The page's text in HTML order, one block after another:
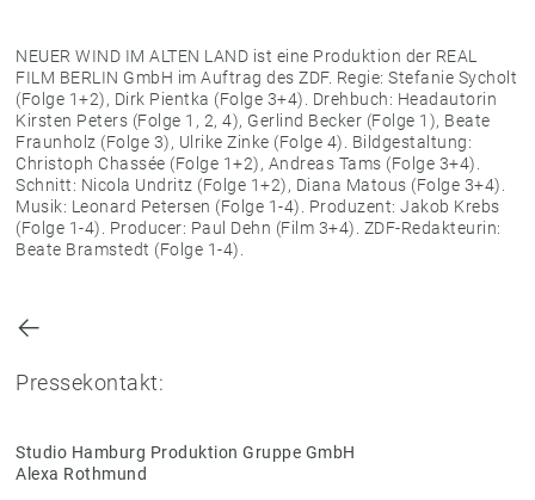
NEUER WIND IM ALTEN LAND ist eine Produktion der REAL
FILM BERLIN GmbH im Auftrag des ZDF. Regie: Stefanie Sycholt
(Folge 1+2), Dirk Pientka (Folge 3+4). Drehbuch: Headautorin
Kirsten Peters (Folge 1, 2, 4), Gerlind Becker (Folge 1), Beate
Fraunholz (Folge 3), Ulrike Zinke (Folge 4). Bildgestaltung:
Christoph Chassée (Folge 1+2), Andreas Tams (Folge 3+4).
Schnitt: Nicola Undritz (Folge 1+2), Diana Matous (Folge 3+4).
Musik: Leonard Petersen (Folge 1-4). Produzent: Jakob Krebs
(Folge 1-4). Producer: Paul Dehn (Film 3+4). ZDF-Redakteurin:
Beate Bramstedt (Folge 1-4).
←
Pressekontakt:
Studio Hamburg Produktion Gruppe GmbH
Alexa Rothmund